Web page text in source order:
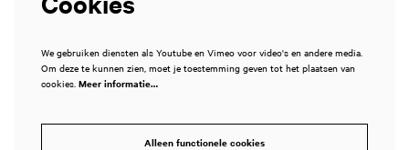
We gebruiken diensten als Youtube en Vimeo voor video's en andere media.
Om deze te kunnen zien, moet je toestemming geven tot het plaatsen van
cookies. Meer informatie…
Alleen functionele cookies